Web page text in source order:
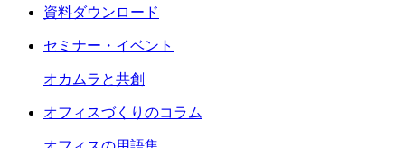
資料ダウンロード
セミナー・イベント
オカムラと共創
オフィスづくりのコラム